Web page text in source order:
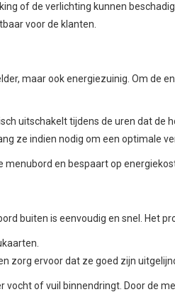
of de verlichting kunnen
voor de klanten.
maar ook energiezuinig. Om de
uitschakelt tijdens de uren dat de
ze indien nodig om een optimale
menubord en bespaart op
buiten is eenvoudig en snel. Het
zorg ervoor dat ze goed zijn
of vuil binnendringt. Door de